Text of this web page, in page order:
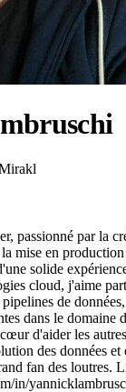
passionné par la
mise en
solide
cloud, j'aime
pipelines de
dans le domaine
d'aider les
des données
fan des loutres.
in/